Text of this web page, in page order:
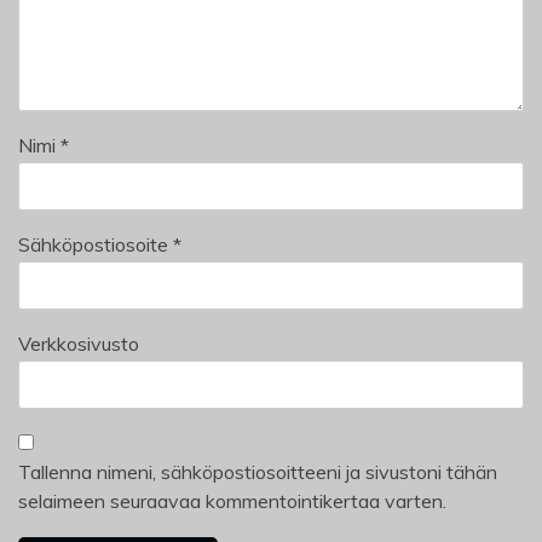
Nimi *
Sähköpostiosoite *
Verkkosivusto
Tallenna nimeni, sähköpostiosoitteeni ja sivustoni tähän
selaimeen seuraavaa kommentointikertaa varten.